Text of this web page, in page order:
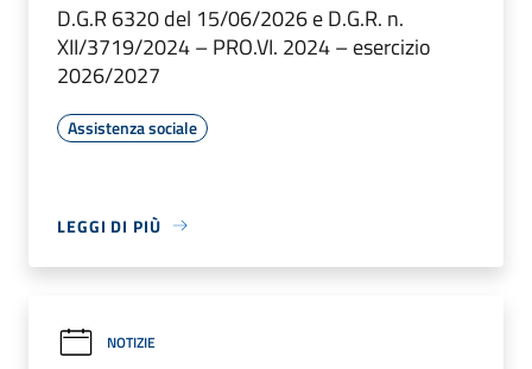
D.G.R 6320 del 15/06/2026 e D.G.R. n.
XII/3719/2024 – PRO.VI. 2024 – esercizio
2026/2027
Assistenza sociale
LEGGI DI PIÙ
NOTIZIE